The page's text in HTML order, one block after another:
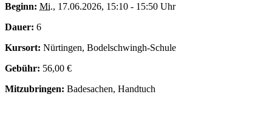
Beginn: Mi., 17.06.2026, 15:10 - 15:50 Uhr
Dauer: 6
Kursort: Nürtingen, Bodelschwingh-Schule
Gebühr: 56,00 €
Mitzubringen: Badesachen, Handtuch